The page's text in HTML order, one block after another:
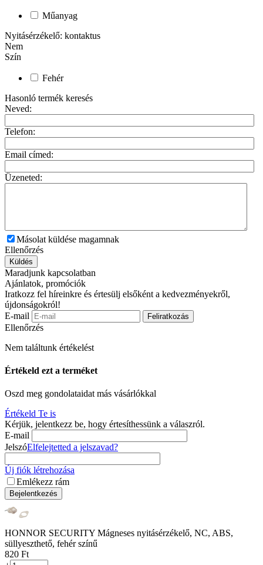
Műanyag
Nyitásérzékelő: kontaktus
Nem
Szín
Fehér
Hasonló termék keresés
Neved:
Telefon:
Email címed:
Üzeneted:
Másolat küldése magamnak
Ellenőrzés
Küldés
Maradjunk kapcsolatban
Ajánlatok, promóciók
Iratkozz fel híreinkre és értesülj elsőként a kedvezményekről,
újdonságokról!
E-mail
Feliratkozás
Ellenőrzés
Nem találtunk értékelést
Értékeld ezt a terméket
Oszd meg gondolataidat más vásárlókkal
Értékeld Te is
Kérjük, jelentkezz be, hogy értesíthessünk a válaszról.
E-mail
JelszóElfelejtetted a jelszavad?
Új fiók létrehozása
Emlékezz rám
Bejelentkezés
HONNOR SECURITY Mágneses nyitásérzékelő, NC, ABS,
süllyeszthető, fehér színű
‍820‍ Ft